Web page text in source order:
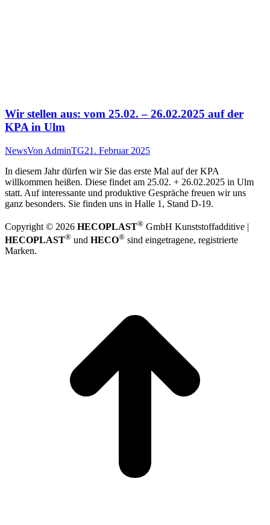
Wir stellen aus: vom 25.02. – 26.02.2025 auf der
KPA in Ulm
NewsVon AdminTG21. Februar 2025
In diesem Jahr dürfen wir Sie das erste Mal auf der KPA
willkommen heißen. Diese findet am 25.02. + 26.02.2025 in Ulm
statt. Auf interessante und produktive Gespräche freuen wir uns
ganz besonders. Sie finden uns in Halle 1, Stand D-19.
Copyright © 2026 HECOPLAST® GmbH Kunststoffadditive |
HECOPLAST® und HECO® sind eingetragene, registrierte
Marken.